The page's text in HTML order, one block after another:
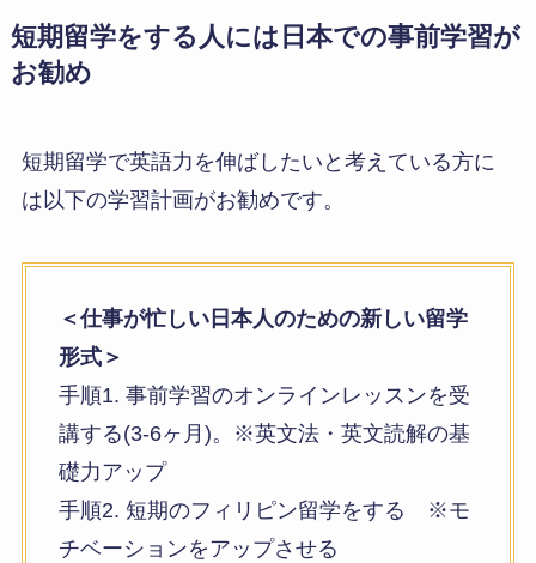
短期留学をする人には日本での事前学習が
お勧め
短期留学で英語力を伸ばしたいと考えている方に
は以下の学習計画がお勧めです。
＜仕事が忙しい日本人のための新しい留学
形式＞
手順1. 事前学習のオンラインレッスンを受
講する(3-6ヶ月)。※英文法・英文読解の基
礎力アップ
手順2. 短期のフィリピン留学をする ※モ
チベーションをアップさせる